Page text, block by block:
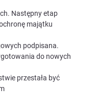
Następny etap
majątku
podpisana.
do nowych
przestała być